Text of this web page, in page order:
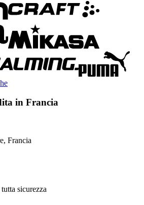
in Francia
Francia
sicurezza